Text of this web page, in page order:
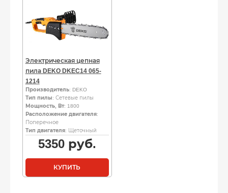
Электрическая цепная
пила DEKO DKEC14 065-
1214
Производитель: DEKO
Тип пилы: Сетевые пилы
Мощность, Вт: 1800
Расположение двигателя:
Поперечное
Тип двигателя: Щеточный
5350руб.
КУПИТЬ